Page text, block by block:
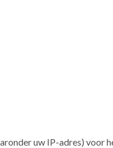
uw IP-adres) voor